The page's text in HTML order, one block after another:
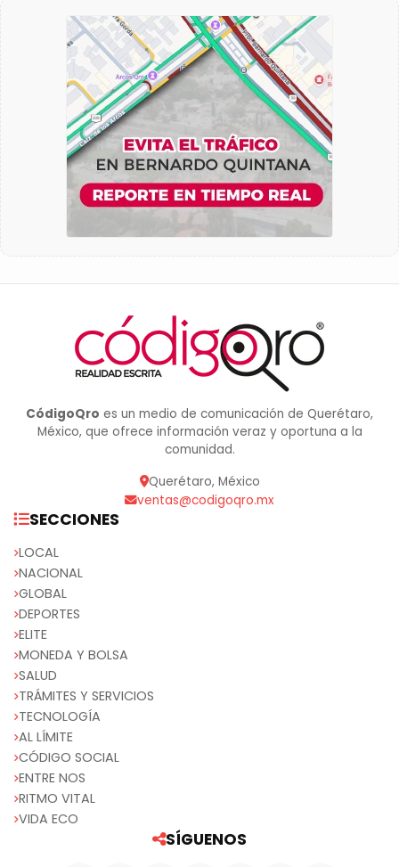
CódigoQro es un medio de comunicación de Querétaro,
México, que ofrece información veraz y oportuna a la
comunidad.
Querétaro, México
ventas@codigoqro.mx
SECCIONES
LOCAL
NACIONAL
GLOBAL
DEPORTES
ELITE
MONEDA Y BOLSA
SALUD
TRÁMITES Y SERVICIOS
TECNOLOGÍA
AL LÍMITE
CÓDIGO SOCIAL
ENTRE NOS
RITMO VITAL
VIDA ECO
SÍGUENOS